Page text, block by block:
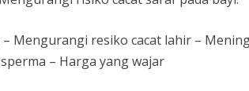
Mengurangi resiko cacat lahir –
– Harga yang wajar